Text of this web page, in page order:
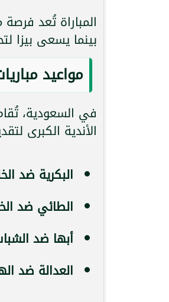
المباراة تُعد
بينما يسعى بيزا
مواعيد
في السعودية،
الأندية الكبرى
البكرية ضد
الطائي ضد
أبها ضد
العدالة ضد